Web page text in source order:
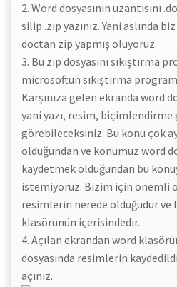
2. Word dosyasının uzantısını
silip .zip yazınız. Yani aslında
doctan zip yapmış oluyoruz.
3. Bu zip dosyasını sıkıştırma
microsoftun sıkıştırma
Karşınıza gelen ekranda word
yani yazı, resim, biçimlendirme
görebileceksiniz. Bu konu çok
olduğundan ve konumuz word
kaydetmek olduğundan bu
istemiyoruz. Bizim için önemli
resimlerin nerede olduğudur ve
klasörünün içerisindedir.
4. Açılan ekrandan word
dosyasında resimlerin
açınız.